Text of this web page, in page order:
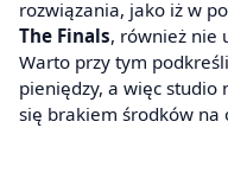
rozwiązania, jako iż w
The Finals, również nie
Warto przy tym
pieniędzy, a więc studio
się brakiem środków na